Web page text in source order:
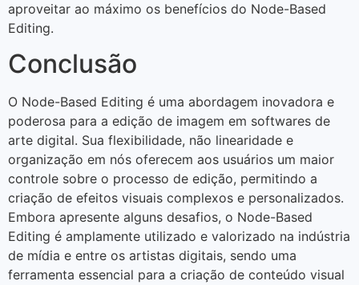
aproveitar ao máximo os benefícios do Node-Based
Editing.
Conclusão
O Node-Based Editing é uma abordagem inovadora e
poderosa para a edição de imagem em softwares de
arte digital. Sua flexibilidade, não linearidade e
organização em nós oferecem aos usuários um maior
controle sobre o processo de edição, permitindo a
criação de efeitos visuais complexos e personalizados.
Embora apresente alguns desafios, o Node-Based
Editing é amplamente utilizado e valorizado na indústria
de mídia e entre os artistas digitais, sendo uma
ferramenta essencial para a criação de conteúdo visual